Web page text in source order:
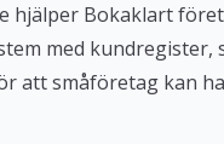
hjälper Bokaklart
med kundregister,
att småföretag kan